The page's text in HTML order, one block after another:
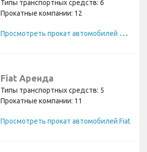
Типы транспортных средств: 6
Прокатные компании: 12
П
росмотреть прокат автомобилей Ford
Fiat Аренда
Типы транспортных средств: 5
Прокатные компании: 11
Просмотреть прокат автомобилей Fiat